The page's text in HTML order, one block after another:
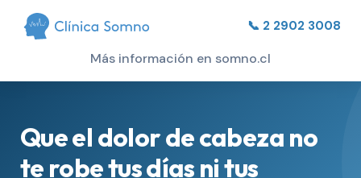
📞 2 2902 3008
Más información en somno.cl
Que el dolor de cabeza no
te robe tus días ni tus